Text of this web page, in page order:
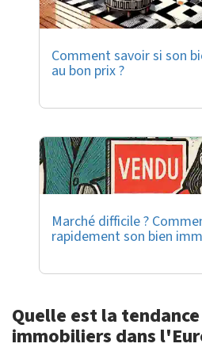
Comment savoir si son
au bon prix ?
Marché difficile ?
rapidement son bien
Quelle est la
immobiliers dans